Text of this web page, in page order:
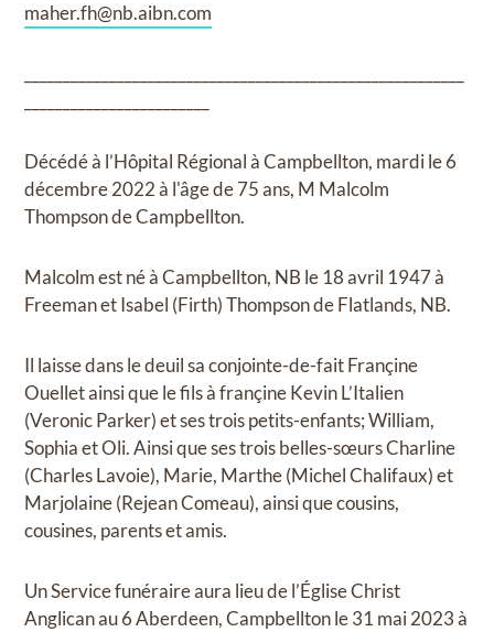
maher.fh@nb.aibn.com
Décédé à l’Hôpital Régional à Campbellton, mardi le 6
décembre 2022 à l'âge de 75 ans, M Malcolm
Thompson de Campbellton.
Malcolm est né à Campbellton, NB le 18 avril 1947 à
Freeman et Isabel (Firth) Thompson de Flatlands, NB.
Il laisse dans le deuil sa conjointe-de-fait Françine
Ouellet ainsi que le fils à françine Kevin L’Italien
(Veronic Parker) et ses trois petits-enfants; William,
Sophia et Oli. Ainsi que ses trois belles-sœurs Charline
(Charles Lavoie), Marie, Marthe (Michel Chalifaux) et
Marjolaine (Rejean Comeau), ainsi que cousins,
cousines, parents et amis.
Un Service funéraire aura lieu de l’Église Christ
Anglican au 6 Aberdeen, Campbellton le 31 mai 2023 à